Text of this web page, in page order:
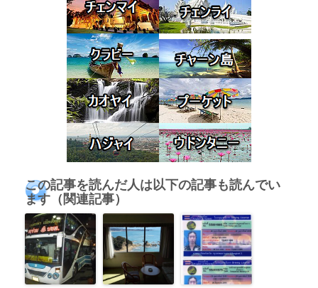
この記事を読んだ人は以下の記事も読んでい
ます（関連記事）